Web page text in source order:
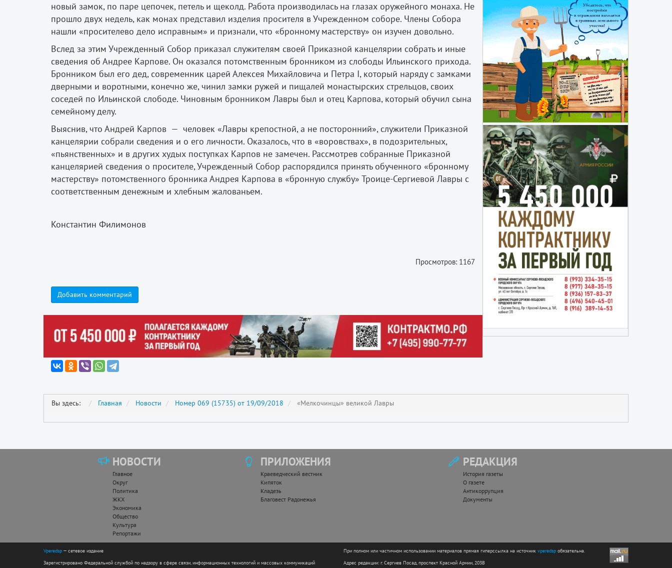
новый замок, по паре цепочек, петель и щеколд. Работа производилась на глазах оружейного монаха. Не
прошло двух недель, как монах представил изделия просителя в Учрежденном соборе. Члены Собора
нашли «просителево дело исправным» и признали, что «бронному мастерству» он изучен довольно.
Вслед за этим Учрежденный Собор приказал служителям своей Приказной канцелярии собрать и иные
сведения об Андрее Карпове. Он оказался потомственным бронником из слободы Ильинского прихода.
Бронником был его дед, современник царей Алексея Михайловича и Петра I, который наряду с замками
дверными и воротными, конечно же, чинил замки ружей и пищалей монастырских стрельцов, своих
соседей по Ильинской слободе. Чиновным бронником Лавры был и отец Карпова, который обучил сына
семейному делу.
Выяснив, что Андрей Карпов — человек «Лавры крепостной, а не посторонний», служители Приказной
канцелярии собрали сведения и о его личности. Оказалось, что в «воровствах», в подозрительных,
«пьянственных» и в других худых поступках Карпов не замечен. Рассмотрев собранные Приказной
канцелярией сведения о просителе, Учрежденный Собор распорядился принять обученного «бронному
мастерству» потомственного бронника Андрея Карпова в «бронную службу» Троице-Сергиевой Лавры с
соответственным денежным и хлебным жалованьем.
Константин Филимонов
Просмотров: 1167
Добавить комментарий
Вы здесь: Главная Новости Номер 069 (15735) от 19/09/2018 «Мелкочинцы» великой Лавры
НОВОСТИ
Главное
Округ
Политика
ЖКХ
Экономика
Общество
Культура
Репортажи
ПРИЛОЖЕНИЯ
Краеведческий вестник
Кипяток
Кладезь
Благовест Радонежья
РЕДАКЦИЯ
История газеты
О газете
Антикоррупция
Документы
Vperedsp — сетевое издание
Зарегистрировано Федеральной службой по надзору в сфере связи, информационных технологий и массовых коммуникаций
При полном или частичном использовании материалов прямая гиперссылка на источник vperedsp обязательна.
Адрес редакции: г. Сергиев Посад, проспект Красной Армии, 203В